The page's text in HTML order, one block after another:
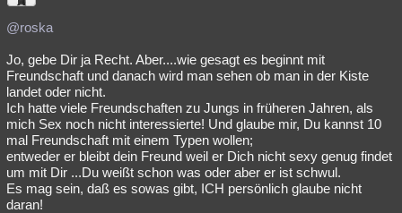
@roska
Jo, gebe Dir ja Recht. Aber....wie gesagt es beginnt mit
Freundschaft und danach wird man sehen ob man in der Kiste
landet oder nicht.
Ich hatte viele Freundschaften zu Jungs in früheren Jahren, als
mich Sex noch nicht interessierte! Und glaube mir, Du kannst 10
mal Freundschaft mit einem Typen wollen;
entweder er bleibt dein Freund weil er Dich nicht sexy genug findet
um mit Dir ...Du weißt schon was oder aber er ist schwul.
Es mag sein, daß es sowas gibt, ICH persönlich glaube nicht
daran!